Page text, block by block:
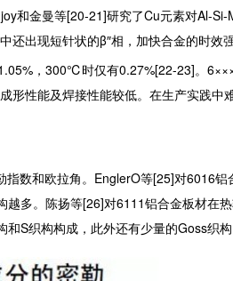
和金曼等[20-21]研究了Cu元素对Al-Si-
出现短针状的β″相，加快合金的时效强
，300℃时仅有0.27%[22-23]。
形性能及焊接性能较低。在生产实践中
数和欧拉角。EnglerO等[25]对6016铝
多。陈扬等[26]对6111铝合金板材在
S织构构成，此外还有少量的Goss织构